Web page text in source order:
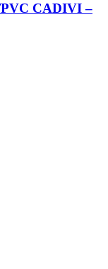
PVC CADIVI –